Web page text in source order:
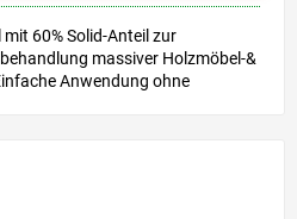
60% Solid-Anteil zur
massiver Holzmöbel-&
Anwendung ohne